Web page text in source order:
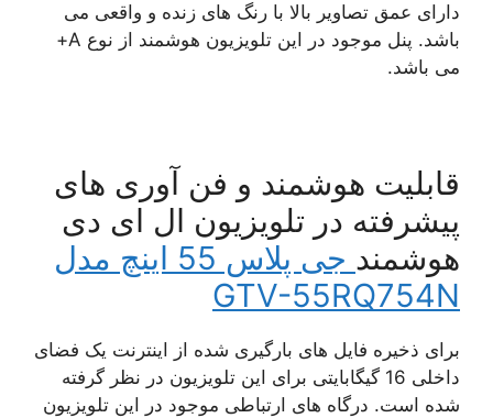
دارای عمق تصاویر بالا با رنگ های زنده و واقعی می
باشد. پنل موجود در این تلویزیون هوشمند از نوع A+
می باشد.
قابلیت هوشمند و فن آوری های
پیشرفته در تلويزيون ال ای دی
هوشمند
جی پلاس 55 اينچ مدل
GTV-55RQ754N
برای ذخیره فایل های بارگیری شده از اینترنت یک فضای
داخلی 16 گیگابایتی برای این تلویزیون در نظر گرفته
شده است. درگاه های ارتباطی موجود در این تلویزیون